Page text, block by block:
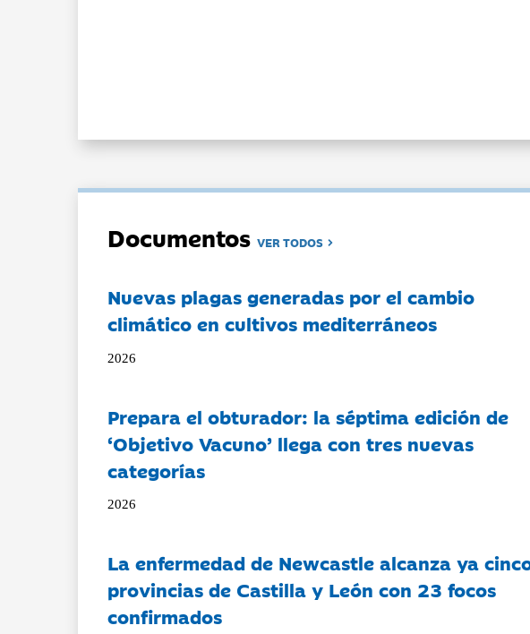
DocumentosVER TODOS
Nuevas plagas generadas por el cambio
climático en cultivos mediterráneos
2026
Prepara el obturador: la séptima edición de
‘Objetivo Vacuno’ llega con tres nuevas
categorías
2026
La enfermedad de Newcastle alcanza ya
provincias de Castilla y León con 23 focos
confirmados